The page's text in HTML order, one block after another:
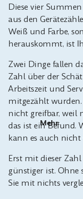
Mehr
Diese vier
aus den
Weiß und Farbe,
herauskommt, ist
Zwei Dinge fallen
Zahl über der
Arbeitszeit und
mitgezählt
nicht greifbar, weil
das ist ein Befund.
kann es auch nicht
Erst mit dieser
günstiger ist. Ohne
Sie mit nichts